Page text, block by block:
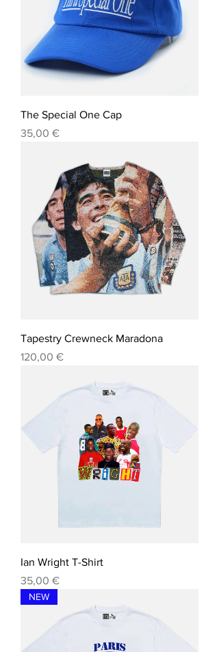
The Special One Cap
Precio
35,00 €
Tapestry Crewneck Maradona
Precio
120,00 €
Ian Wright T-Shirt
Precio
35,00 €
NEW